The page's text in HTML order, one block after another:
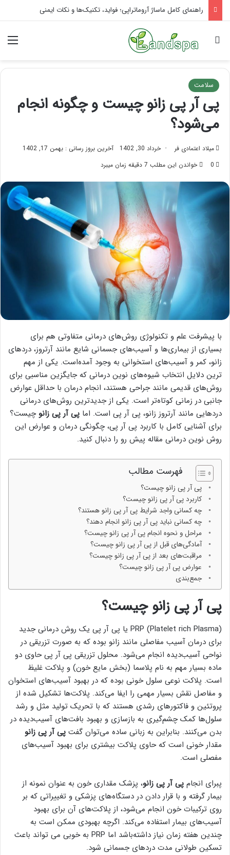
تاثیر ماساژ بر افسردگی؛ با ماساژ درمانی افسردگی را درمان کنید!
جستجو برای
سلامت
پی آر پی زانو چیست و چگونه انجام
می‌شود؟
میلاد اعتمادی فر خرداد 30, 1402
آخرین بروز رسانی : بهمن 17, 1402
0
خواندن این مطلب 7 دقیقه زمان میبرد
با پیشرفت علم و تکنولوژی روش‌های درمانی متفاوتی هم برای
بسیاری از بیماری‌ها و آسیب‌های جسمانی شایع مانند آرتروز، دردهای
زانو، کمر و آسیب‌های استخوانی به وجود آمده‌است. یکی از مهم
ترین دلایل انتخاب شیوه‌های نوین درمانی که جایگزین مناسبی برای
روش‌های قدیمی مانند جراحی هستند، انجام درمان با حداقل عوارض
جانبی در زمانی کوتاه‌تر است. یکی از جدیدترین روش‌های درمانی
دردهایی مانند آرتروز زانو، پی آر پی است. اما پی آر پی زانو چیست؟
برای آشنایی کامل با کاربرد پی آر پی، چگونگی درمان و عوارض این
روش نوین درمانی مقاله پیش رو را دنبال کنید.
فهرست مطالب
پی آر پی زانو چیست؟
کاربرد پی آر پی زانو چیست؟
چه کسانی واجد شرایط پی آر پی زانو هستند؟
چه کسانی نباید پی آر پی زانو انجام دهند؟
مراحل و نحوه انجام پی آر پی زانو چیست؟
آمادگی‌های قبل از پی آر پی زانو چیست؟
مراقبت‌های بعد از پی آر پی زانو چیست؟
عوارض پی آر پی زانو چیست؟
جمع‌بندی
پی آر پی زانو چیست؟
PRP (Platelet rich Plasma) یا پی آر پی یک روش درمانی جدید
برای درمان آسیب مفاصلی مانند زانو بوده که به صورت تزریقی در
نواحی آسیب‌دیده انجام می‌شود. محلول تزریقی پی آر پی حاوی دو
ماده بسیار مهم به نام پلاسما (بخش مایع خون) و پلاکت غلیظ
است. پلاکت نوعی سلول خونی بوده که در بهبود آسیب‌های استخوان
و مفاصل نقش بسیار مهمی را ایفا می‌کند. پلاکت‌‌ها تشکیل شده از
پروتئین و فاکتورهای رشدی هستند که با تحریک تولید مثل و رشد
سلول‌ها کمک چشم‌گیری به بازسازی و بهبود بافت‌های آسیب‌دیده در
بدن می‌کنند. بنابراین به زبانی ساده می‌توان گفت پی آر پی زانو
مقدار خونی است که حاوی پلاکت بیشتری برای بهبود آسیب‌های
مفصلی است.
پبرای انجام پی آر پی زانو، پزشک مقداری خون به عنوان نمونه از
بیمار گرفته و با قرار دادن در دستگاه‌های پزشکی و تغییراتی که بر
روی ترکیبات خون انجام می‌شود، از پلاکت‌های آن برای بهبود
آسیب‌های بیمار استفاده می‌کند. اگرچه بهبودی ممکن است به
چندین هفته زمان نیاز داشته‌باشد اما PRP به خوبی می تواند باعث
تسکین طولانی مدت دردهای جسمانی شود.